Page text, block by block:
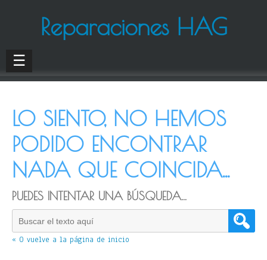
Reparaciones HAG
☰
LO SIENTO, NO HEMOS
PODIDO ENCONTRAR
NADA QUE COINCIDA...
PUEDES INTENTAR UNA BÚSQUEDA...
« O vuelve a la página de inicio